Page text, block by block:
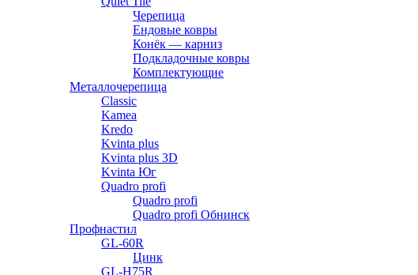
Черепица
Ендовые ковры
Конёк — карниз
Подкладочные ковры
Комплектующие
Металлочерепица
Classic
Kamea
Kredo
Kvinta plus
Kvinta plus 3D
Kvinta Юг
Quadro profi
Quadro profi
Quadro profi Обнинск
Профнастил
GL-60R
Цинк
GL-H75R